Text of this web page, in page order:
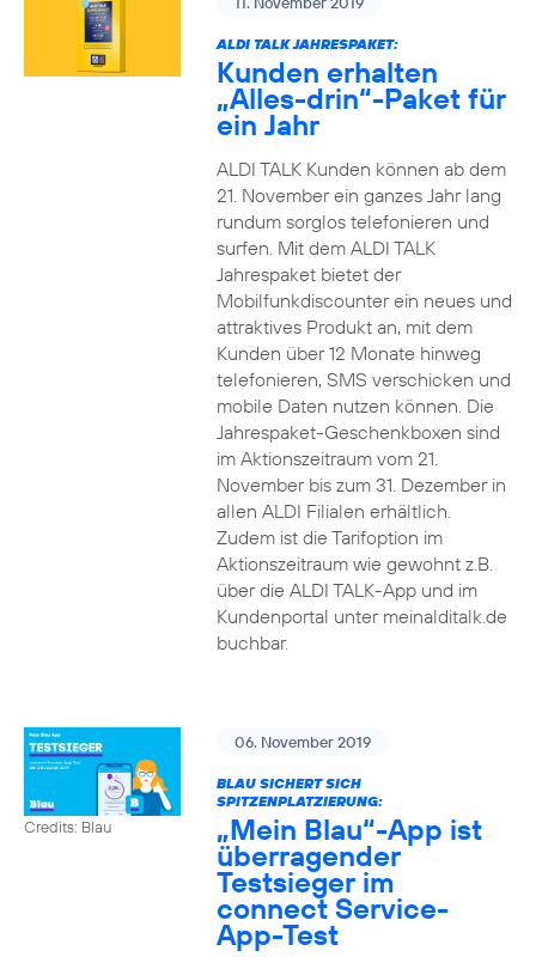
ALDI TALK JAHRESPAKET:
Kunden erhalten
„Alles-drin“-Paket für
ein Jahr
ALDI TALK Kunden können ab dem
21. November ein ganzes Jahr lang
rundum sorglos telefonieren und
surfen. Mit dem ALDI TALK
Jahrespaket bietet der
Mobilfunkdiscounter ein neues und
attraktives Produkt an, mit dem
Kunden über 12 Monate hinweg
telefonieren, SMS verschicken und
mobile Daten nutzen können. Die
Jahrespaket-Geschenkboxen sind
im Aktionszeitraum vom 21.
November bis zum 31. Dezember in
allen ALDI Filialen erhältlich.
Zudem ist die Tarifoption im
Aktionszeitraum wie gewohnt z.B.
über die ALDI TALK-App und im
Kundenportal unter meinalditalk.de
buchbar.
Credits: Blau
06. November 2019
BLAU SICHERT SICH
SPITZENPLATZIERUNG:
„Mein Blau“-App ist
überragender
Testsieger im
connect Service-
App-Test